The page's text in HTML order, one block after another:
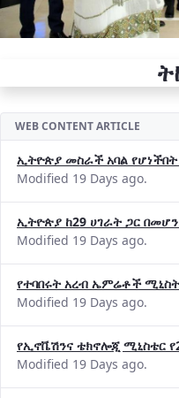
WEB CONTENT ARTICLE
ኢትዮጵያ መስራች አባል የሆነችበት
Modified 19 Days ago.
ኢትዮጵያ ከ29 ሀገራት ጋር
Modified 19 Days ago.
የተባበሩት አረብ ኤምሬቶች
Modified 19 Days ago.
የኢኖቬሽንና ቴክኖሎጂ ሚኒስቴር
Modified 19 Days ago.